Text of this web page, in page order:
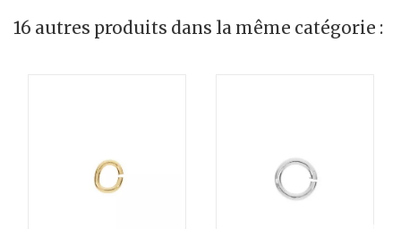
16 autres produits dans la même catégorie :